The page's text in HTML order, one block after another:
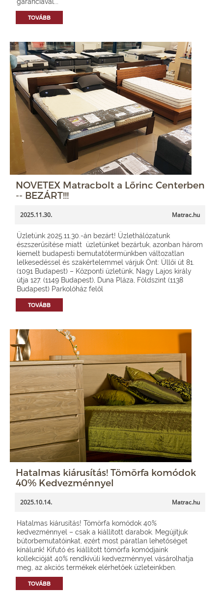
TOVÁBB
NOVETEX Matracbolt a Lőrinc Centerben
-- BEZÁRT!!!
2025.11.30. Matrac.hu
Üzletünk 2025.11.30.-án bezárt! Üzlethálózatunk
észszerűsítése miatt üzletünket bezártuk, azonban három
kiemelt budapesti bemutatótermünkben változatlan
lelkesedéssel és szakértelemmel várjuk Önt: Üllői út 81.
(1091 Budapest) – Központi üzletünk, Nagy Lajos király
útja 127. (1149 Budapest), Duna Pláza, Földszint (1138
Budapest) Parkolóház felől
TOVÁBB
Hatalmas kiárusítás! Tömörfa komódok
40% Kedvezménnyel
2025.10.14. Matrac.hu
Hatalmas kiárusítás! Tömörfa komódok 40%
kedvezménnyel – csak a kiállított darabok. Megújítjuk
bútorbemutatóinkat, ezért most páratlan lehetőséget
kínálunk! Kifutó és kiállított tömörfa komódjaink
kollekcióját 40% rendkívüli kedvezménnyel vásárolhatja
meg, az akciós termékek elérhetőek üzleteinkben.
TOVÁBB